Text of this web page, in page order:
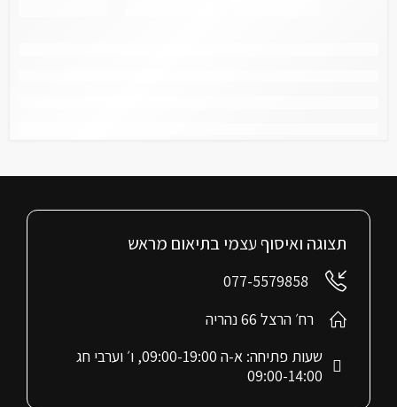
תצוגה ואיסוף עצמי בתיאום מראש
077-5579858
רח׳ הרצל 66 נהריה
שעות פתיחה: א-ה 09:00-19:00, ו׳ וערבי חג
09:00-14:00